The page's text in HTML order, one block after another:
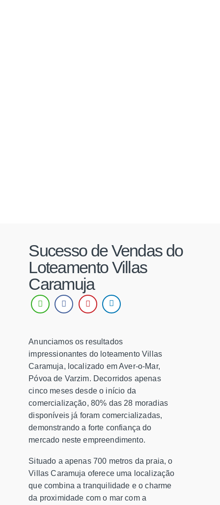
Sucesso de Vendas do
Loteamento Villas
Caramuja
Anunciamos os resultados
impressionantes do loteamento Villas
Caramuja, localizado em Aver-o-Mar,
Póvoa de Varzim. Decorridos apenas
cinco meses desde o início da
comercialização, 80% das 28 moradias
disponíveis já foram comercializadas,
demonstrando a forte confiança do
mercado neste empreendimento.
Situado a apenas 700 metros da praia, o
Villas Caramuja oferece uma localização
que combina a tranquilidade e o charme
da proximidade com o mar com a